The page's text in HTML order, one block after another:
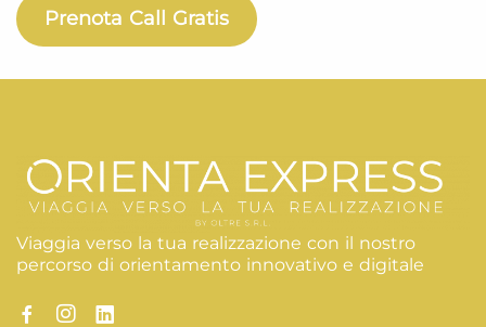
Prenota Call Gratis
Viaggia verso la tua realizzazione con il nostro
percorso di orientamento innovativo e digitale